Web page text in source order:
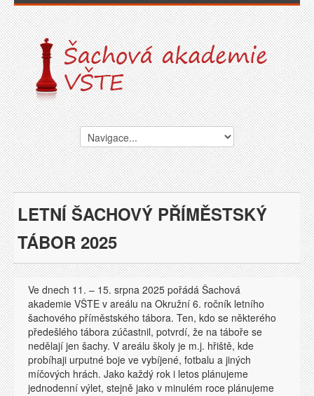
LETNÍ ŠACHOVÝ PŘÍMĚSTSKÝ
TÁBOR 2025
Ve dnech 11. – 15. srpna 2025 pořádá Šachová
akademie VŠTE v areálu na Okružní 6. ročník letního
šachového příměstského tábora. Ten, kdo se některého
předešlého tábora zúčastnil, potvrdí, že na táboře se
nedělají jen šachy. V areálu školy je m.j. hřiště, kde
probíhaji urputné boje ve vybíjené, fotbalu a jiných
míčových hrách. Jako každý rok i letos plánujeme
jednodenní výlet, stejně jako v minulém roce plánujeme